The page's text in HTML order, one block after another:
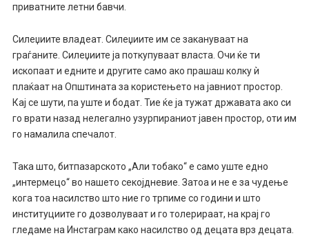
приватните летни бавчи.
Силеџиите владеат. Силеџиите им се закануваат на
граѓаните. Силеџиите ја поткупуваат власта. Очи ќе ти
ископаат и едните и другите само ако прашаш колку ѝ
плаќаат на Општината за користењето на јавниот простор.
Кај се шути, па уште и бодат. Тие ќе ја тужат државата ако си
го врати назад нелегално узурпираниот јавен простор, оти им
го намалила спечалот.
Така што, битпазарското „Али тобако“ е само уште едно
„интермецо“ во нашето секојдневие. Затоа и не е за чудење
кога тоа насилство што ние го трпиме со години и што
институциите го дозволуваат и го толерираат, на крај го
гледаме на Инстаграм како насилство од децата врз децата.